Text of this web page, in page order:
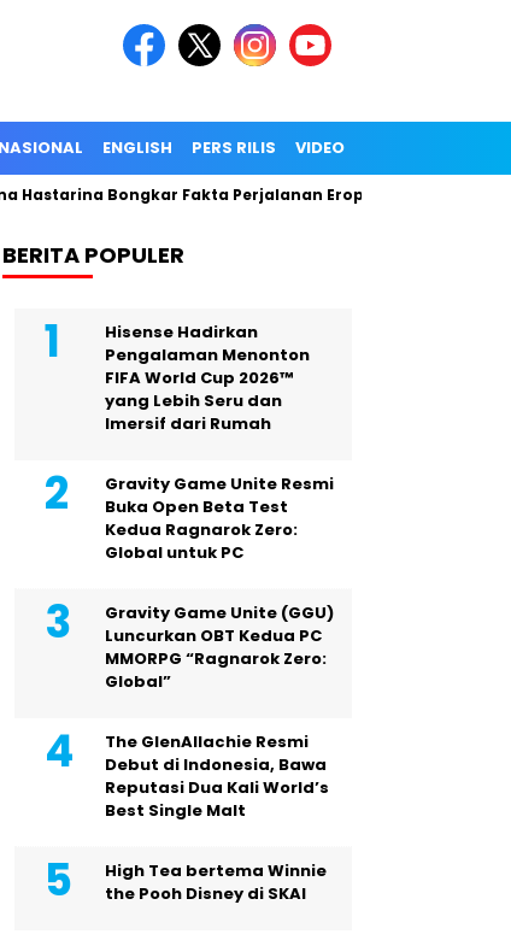
ENGLISH PERS RILIS VIDEO
Hastarina Bongkar Fakta Perjalanan Eropa, Publik
BERITA POPULER
Hisense Hadirkan
Pengalaman Menonton
FIFA World Cup 2026™
yang Lebih Seru dan
Imersif dari Rumah
Gravity Game Unite Resmi
Buka Open Beta Test
Kedua Ragnarok Zero:
Global untuk PC
Gravity Game Unite (GGU)
Luncurkan OBT Kedua PC
MMORPG “Ragnarok Zero:
Global”
The GlenAllachie Resmi
Debut di Indonesia, Bawa
Reputasi Dua Kali World’s
Best Single Malt
High Tea bertema Winnie
the Pooh Disney di SKAI